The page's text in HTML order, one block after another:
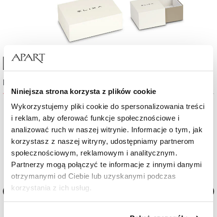
Niniejsza strona korzysta z plików cookie
Wykorzystujemy pliki cookie do spersonalizowania treści
i reklam, aby oferować funkcje społecznościowe i
analizować ruch w naszej witrynie. Informacje o tym, jak
korzystasz z naszej witryny, udostępniamy partnerom
społecznościowym, reklamowym i analitycznym.
Partnerzy mogą połączyć te informacje z innymi danymi
otrzymanymi od Ciebie lub uzyskanymi podczas
korzystania z ich usług.
High-contrast mode
Najczęściej wybierane
% %